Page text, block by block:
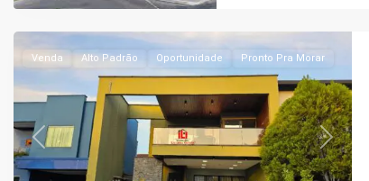
Manaus
Previous Next
Venda Alto Padrão Oportunidade Pronto Pra Morar
Colônia